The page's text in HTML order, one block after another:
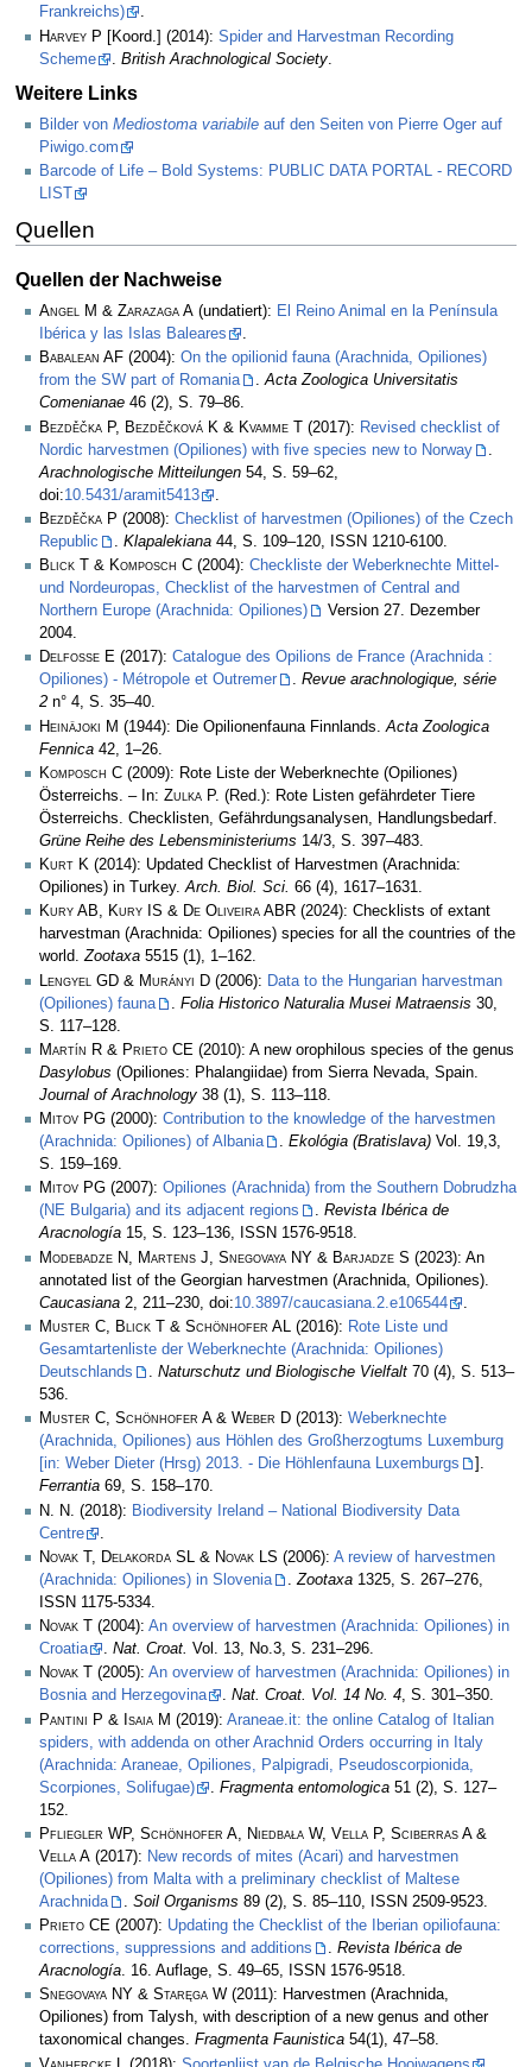
Frankreichs)
.
Harvey P [Koord.] (2014): Spider and Harvestman Recording
Scheme
British Arachnological Society
Weitere Links
Bilder von Mediostoma variabile auf den Seiten von Pierre Oger auf
Piwigo.com
Barcode of Life – Bold Systems: PUBLIC DATA PORTAL - RECORD
LIST
Quellen
Quellen der Nachweise
Angel M & Zarazaga A (undatiert): El Reino Animal en la Península
Ibérica y las Islas Baleares
.
Babalean AF (2004): On the opilionid fauna (Arachnida, Opiliones)
from the SW part of Romania
.Acta Zoologica Universitatis
Comenianae 46 (2), S. 79–86.
Bezděčka P, Bezděčková K & Kvamme T (2017): Revised checklist of
Nordic harvestmen (Opiliones) with five species new to Norway
Arachnologische Mitteilungen 54, S. 59–62,
doi:10.5431/aramit5413
Bezděčka P (2008): Checklist of harvestmen (Opiliones) of the Czech
Republic
. Klapalekiana 44, S. 109–120, ISSN 1210-6100.
Blick T & Komposch C (2004): Checkliste der Weberknechte Mittel-
und Nordeuropas, Checklist of the harvestmen of Central and
Northern Europe (Arachnida: Opiliones)
Version 27. Dezember
2004.
Delfosse E (2017): Catalogue des Opilions de France (Arachnida :
Opiliones) - Métropole et Outremer
. Revue arachnologique, série
2 n° 4, S. 35–40.
Heinäjoki M (1944): Die Opilionenfauna Finnlands. Acta Zoologica
Fennica 42, 1–26.
Komposch C (2009): Rote Liste der Weberknechte (Opiliones)
Österreichs. – In: Zulka P. (Red.): Rote Listen gefährdeter Tiere
Österreichs. Checklisten, Gefährdungsanalysen, Handlungsbedarf.
Grüne Reihe des Lebensministeriums 14/3, S. 397–483.
Kurt K (2014): Updated Checklist of Harvestmen (Arachnida:
Opiliones) in Turkey.Arch. Biol. Sci. 66 (4), 1617–1631.
Kury AB, Kury IS & De Oliveira ABR (2024): Checklists of extant
harvestman (Arachnida: Opiliones) species for all the countries of the
world.Zootaxa 5515 (1), 1–162.
Lengyel GD & Murányi D (2006): Data to the Hungarian harvestman
(Opiliones) fauna
Folia Historico Naturalia Musei Matraensis 30,
S. 117–128.
Martín R & Prieto CE (2010): A new orophilous species of the genus
Dasylobus (Opiliones: Phalangiidae) from Sierra Nevada, Spain.
Journal of Arachnology 38 (1), S. 113–118.
Mitov PG (2000): Contribution to the knowledge of the harvestmen
(Arachnida: Opiliones) of Albania
. Ekológia (Bratislava) Vol. 19,3,
S. 159–169.
Mitov PG (2007): Opiliones (Arachnida) from the Southern Dobrudzha
(NE Bulgaria) and its adjacent regions
. Revista Ibérica de
Aracnología 15, S. 123–136, ISSN 1576-9518.
Modebadze N, Martens J, Snegovaya NY & Barjadze S (2023): An
annotated list of the Georgian harvestmen (Arachnida, Opiliones).
Caucasiana 2, 211–230, doi:10.3897/caucasiana.2.e106544
Muster C, Blick T & Schönhofer AL (2016): Rote Liste und
Gesamtartenliste der Weberknechte (Arachnida: Opiliones)
Deutschlands
. Naturschutz und Biologische Vielfalt 70 (4), S. 513–
536.
Muster C, Schönhofer A & Weber D (2013): Weberknechte
(Arachnida, Opiliones) aus Höhlen des Großherzogtums Luxemburg
[in: Weber Dieter (Hrsg) 2013. - Die Höhlenfauna Luxemburgs
].
Ferrantia 69, S. 158–170.
N. N.
(2018): Biodiversity Ireland – National Biodiversity Data
Centre
Novak T, Delakorda SL & Novak LS (2006): A review of harvestmen
(Arachnida: Opiliones) in Slovenia
.Zootaxa 1325, S. 267–276,
ISSN 1175-5334.
Novak T
(2004): An overview of harvestmen (Arachnida: Opiliones) in
Croatia
. Nat. Croat. Vol. 13, No.3, S. 231–296.
Novak T
(2005): An overview of harvestmen (Arachnida: Opiliones) in
Bosnia and Herzegovina
. Nat. Croat. Vol. 14 No. 4, S. 301–350.
Pantini P & Isaia M (2019): Araneae.it: the online Catalog of Italian
spiders, with addenda on other Arachnid Orders occurring in Italy
(Arachnida: Araneae, Opiliones, Palpigradi, Pseudoscorpionida,
Scorpiones, Solifugae)
Fragmenta entomologica 51 (2), S. 127–
152.
Pfliegler WP, Schönhofer A, Niedbała W, Vella P, Sciberras A &
Vella A (2017): New records of mites (Acari) and harvestmen
(Opiliones) from Malta with a preliminary checklist of Maltese
Arachnida
. Soil Organisms 89 (2), S. 85–110, ISSN 2509-9523.
Prieto CE (2007): Updating the Checklist of the Iberian opiliofauna:
corrections, suppressions and additions
. Revista Ibérica de
Aracnología. 16. Auflage, S. 49–65, ISSN 1576-9518.
Snegovaya NY & Staręga W (2011): Harvestmen (Arachnida,
Opiliones) from Talysh, with description of a new genus and other
taxonomical changes. Fragmenta Faunistica 54(1), 47–58.